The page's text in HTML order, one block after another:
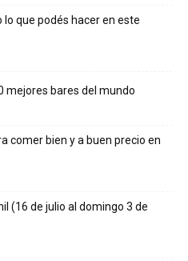
lo que podés hacer en este
mejores bares del mundo
comer bien y a buen precio en
(16 de julio al domingo 3 de